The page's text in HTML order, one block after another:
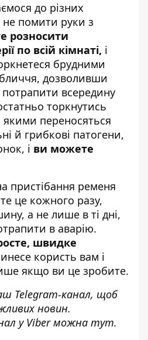
до різних
помити руки з
розносити
по всій кімнаті, і
брудними
дозволивши
всередину
торкнутись
переносяться
й грибкові патогени,
і ви можете
пристібання ременя
це кожного разу,
а не лише в ті дні,
в аварію.
швидке
користь вам і
якщо ви це зробите.
Telegram-канал, щоб
новин.
у Viber можна тут.